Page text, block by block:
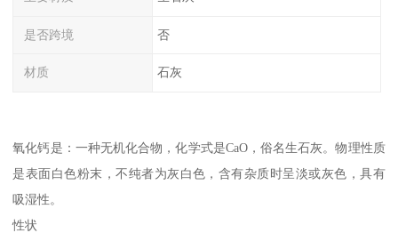
是否跨境 否
材质 石灰
氧化钙是：一种无机化合物，化学式是CaO，俗名生石灰。物理性质
是表面白色粉末，不纯者为灰白色，含有杂质时呈淡或灰色，具有
吸湿性。
性状